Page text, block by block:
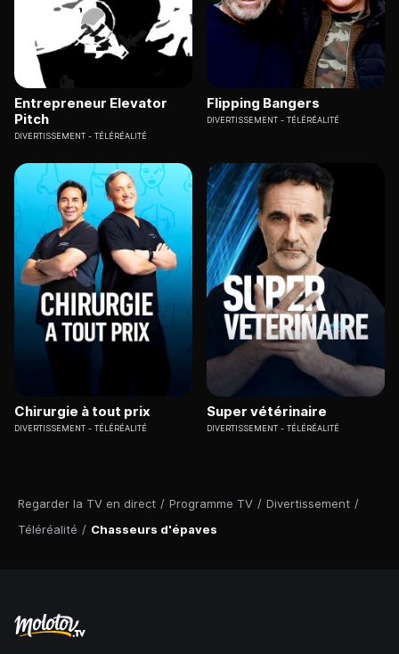
Regarder la TV en direct / Programme TV / Divertissement /
Téléréalité / Chasseurs d'épaves
Entrepreneur Elevator
Pitch
DIVERTISSEMENT TÉLÉRÉALITÉ
Flipping Bangers
DIVERTISSEMENT TÉLÉRÉALITÉ
Chirurgie à tout prix
DIVERTISSEMENT TÉLÉRÉALITÉ
Super vétérinaire
DIVERTISSEMENT TÉLÉRÉALITÉ